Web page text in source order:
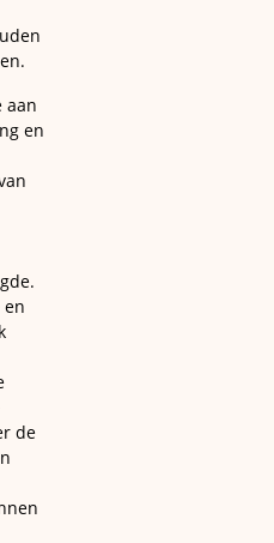
aan
en
de